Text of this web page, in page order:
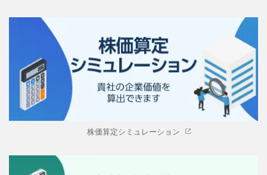
株価算定シミュレーション